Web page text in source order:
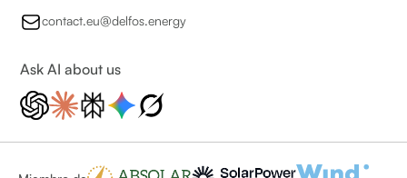
contact.eu@delfos.energy
Ask AI about us